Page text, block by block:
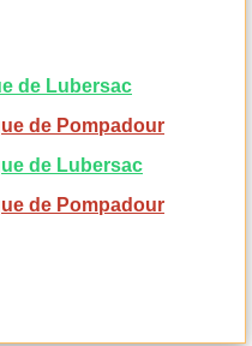
de Lubersac
de Pompadour
de Lubersac
de Pompadour